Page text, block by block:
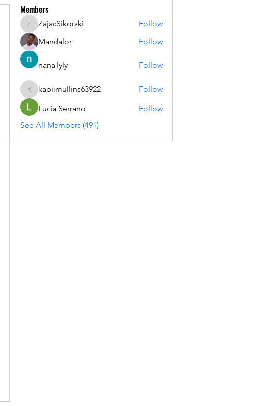
Members
ZajacSikorski
ZajacSikorski
Follow
Mandalor
Follow
nana lyly Follow
kabirmullins63922
kabirmullins63922 Follow
Lucia Serrano
Follow
See All Members (491)